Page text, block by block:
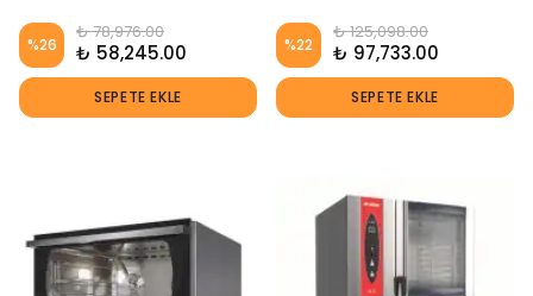
%26
₺ 78,976.00
₺ 58,245.00
SEPETE EKLE
%22
₺ 125,098.00
₺ 97,733.00
SEPETE EKLE